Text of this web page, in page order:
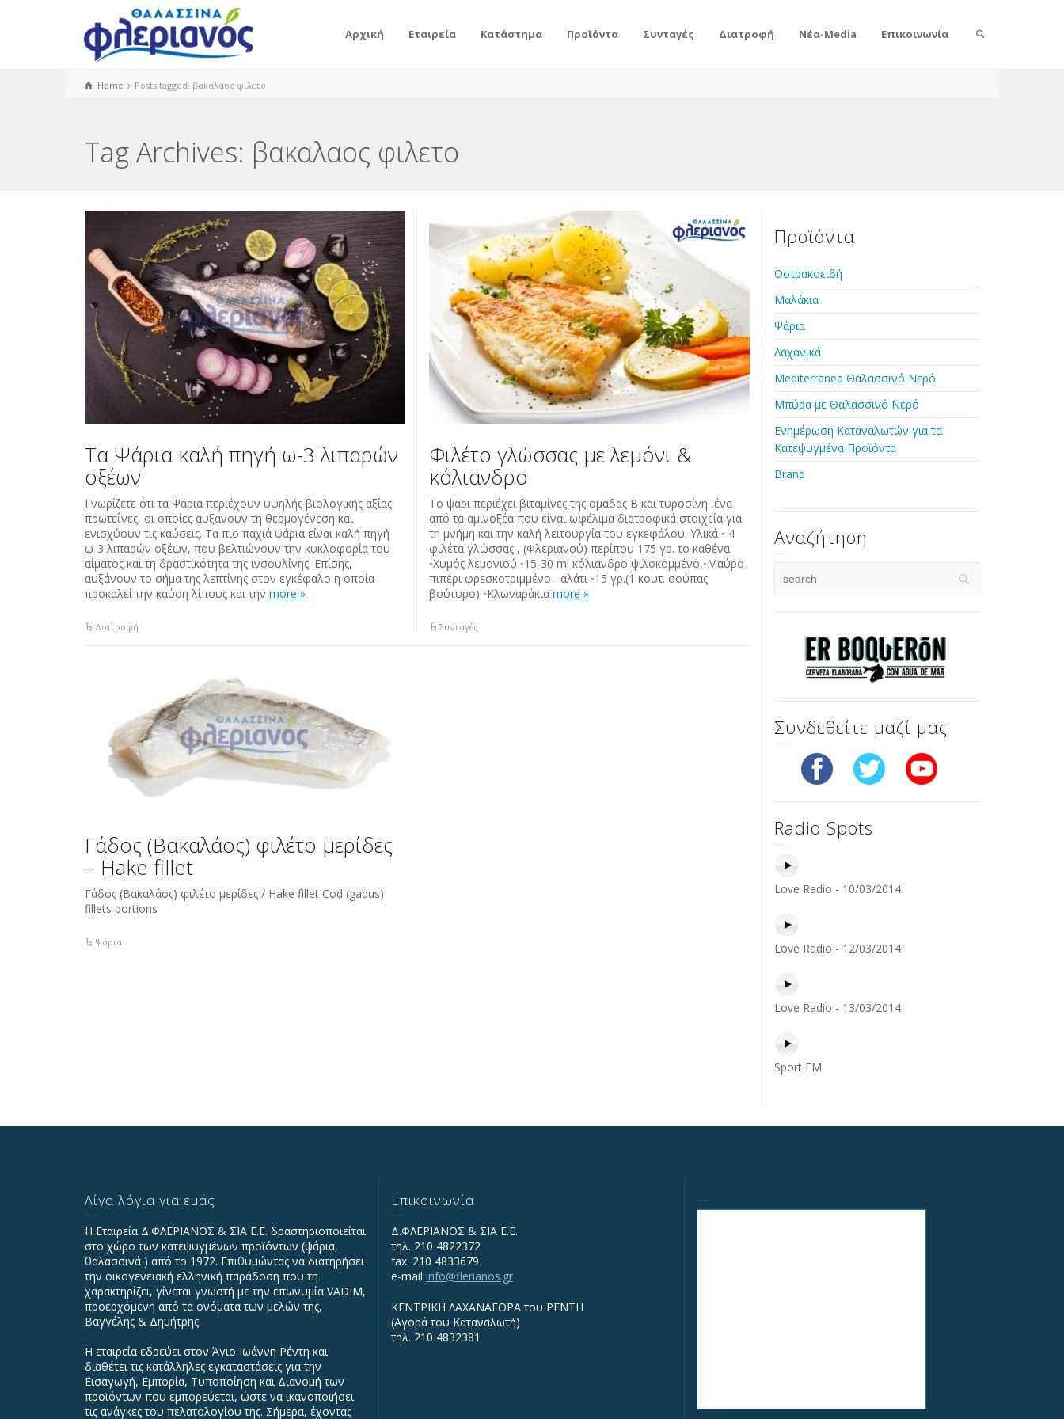
Αρχική Εταιρεία Κατάστημα Προϊόντα Συνταγές Διατροφή Νέα-Media Επικοινωνία
Home Posts tagged: βακαλαος φιλετο
Tag Archives: βακαλαος φιλετο
Τα Ψάρια καλή πηγή ω-3 λιπαρών
οξέων
Γνωρίζετε ότι τα Ψάρια περιέχουν υψηλής βιολογικής αξίας
πρωτεΐνες, οι οποίες αυξάνουν τη θερμογένεση και
ενισχύουν τις καύσεις. Τα πιο παχιά ψάρια είναι καλή πηγή
ω-3 λιπαρών οξέων, που βελτιώνουν την κυκλοφορία του
αίματος και τη δραστικότητα της ινσουλίνης. Επίσης,
αυξάνουν το σήμα της λεπτίνης στον εγκέφαλο η οποία
προκαλεί την καύση λίπους και την more »
Διατροφή
Φιλέτο γλώσσας με λεμόνι &
κόλιανδρο
Το ψάρι περιέχει βιταμίνες της ομάδας Β και τυροσίνη ,ένα
από τα αμινοξέα που είναι ωφέλιμα διατροφικά στοιχεία για
τη μνήμη και την καλή λειτουργία του εγκεφάλου. Υλικά ◦ 4
φιλέτα γλώσσας , (Φλεριανού) περίπου 175 γρ. το καθένα
◦Χυμός λεμονιού ◦15-30 ml κόλιανδρο ψιλοκομμένο ◦Μαύρο
πιπέρι φρεσκοτριμμένο –αλάτι ◦15 γρ.(1 κουτ. σούπας
βούτυρο) ◦Κλωναράκια more »
Συνταγές
Γάδος (Βακαλάος) φιλέτο μερίδες
– Hake fillet
Γάδος (Βακαλάος) φιλέτο μερίδες / Hake fillet Cod (gadus)
fillets portions
Ψάρια
Προϊόντα
Οστρακοειδή
Μαλάκια
Ψάρια
Λαχανικά
Mediterranea Θαλασσινό Νερό
Μπύρα με Θαλασσινό Νερό
Ενημέρωση Καταναλωτών για τα
Κατεψυγμένα Προϊόντα
Brand
Αναζήτηση
Συνδεθείτε μαζί μας
Radio Spots
Love Radio - 10/03/2014
Love Radio - 12/03/2014
Love Radio - 13/03/2014
Sport FM
Λίγα λόγια για εμάς
Η Εταιρεία Δ.ΦΛΕΡΙΑΝΟΣ & ΣΙΑ Ε.Ε. δραστηριοποιείται
στο χώρο των κατεψυγμένων προϊόντων (ψάρια,
θαλασσινά ) από το 1972. Επιθυμώντας να διατηρήσει
την οικογενειακή ελληνική παράδοση που τη
χαρακτηρίζει, γίνεται γνωστή με την επωνυμία VADIΜ,
προερχόμενη από τα ονόματα των μελών της,
Βαγγέλης & Δημήτρης.
Η εταιρεία εδρεύει στον Άγιο Ιωάννη Ρέντη και
διαθέτει τις κατάλληλες εγκαταστάσεις για την
Εισαγωγή, Εμπορία, Τυποποίηση και Διανομή των
προϊόντων που εμπορεύεται, ώστε να ικανοποιήσει
τις ανάγκες του πελατολογίου της. Σήμερα, έχοντας
Επικοινωνία
Δ.ΦΛΕΡΙΑΝΟΣ & ΣΙΑ Ε.Ε.
τηλ. 210 4822372
fax. 210 4833679
e-mail info@flerianos.gr
ΚΕΝΤΡΙΚΗ ΛΑΧΑΝΑΓΟΡΑ του ΡΕΝΤΗ
(Αγορά του Καταναλωτή)
τηλ. 210 4832381